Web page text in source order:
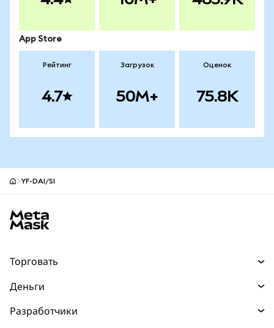
App Store
Рейтинг
4.7
Загрузок
50M+
Оценок
75.8K
YF-DAI/SI
Торговать
Прогнозы
Деньги
Разработчики